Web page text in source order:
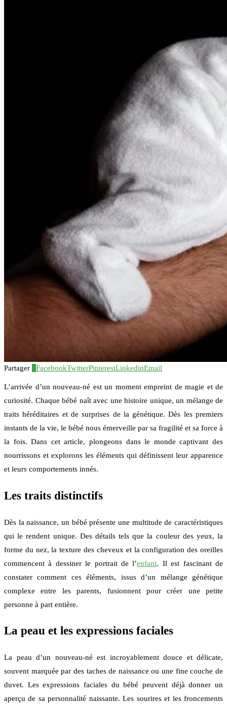
Partager FacebookTwitterPinterestLinkedinEmail
L’arrivée d’un nouveau-né est un moment empreint de magie et de
curiosité. Chaque bébé naît avec une histoire unique, un mélange de
traits héréditaires et de surprises de la génétique. Dès les premiers
instants de la vie, le bébé nous émerveille par sa fragilité et sa force à
la fois. Dans cet article, plongeons dans le monde captivant des
nourrissons et explorons les éléments qui définissent leur apparence
et leurs comportements innés.
Les traits distinctifs
Dès la naissance, un bébé présente une multitude de caractéristiques
qui le rendent unique. Des détails tels que la couleur des yeux, la
forme du nez, la texture des cheveux et la configuration des oreilles
commencent à dessiner le portrait de l’enfant. Il est fascinant de
constater comment ces éléments, issus d’un mélange génétique
complexe entre les parents, fusionnent pour créer une petite
personne à part entière.
La peau et les expressions faciales
La peau d’un nouveau-né est incroyablement douce et délicate,
souvent marquée par des taches de naissance ou une fine couche de
duvet. Les expressions faciales du bébé peuvent déjà donner un
aperçu de sa personnalité naissante. Les sourires et les froncements